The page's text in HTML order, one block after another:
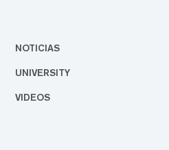
NOTICIAS
UNIVERSITY
VIDEOS